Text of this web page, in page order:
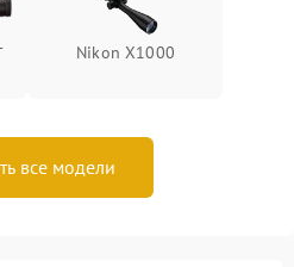
Nikon X1000
все модели